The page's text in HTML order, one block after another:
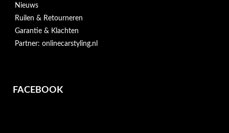
Nieuws
Ruilen & Retourneren
Garantie & Klachten
Partner: onlinecarstyling.nl
FACEBOOK